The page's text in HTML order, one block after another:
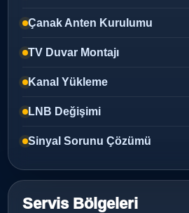
Çanak Anten Kurulumu
TV Duvar Montajı
Kanal Yükleme
LNB Değişimi
Sinyal Sorunu Çözümü
Servis Bölgeleri